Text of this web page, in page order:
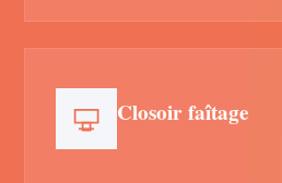
Closoir faîtage